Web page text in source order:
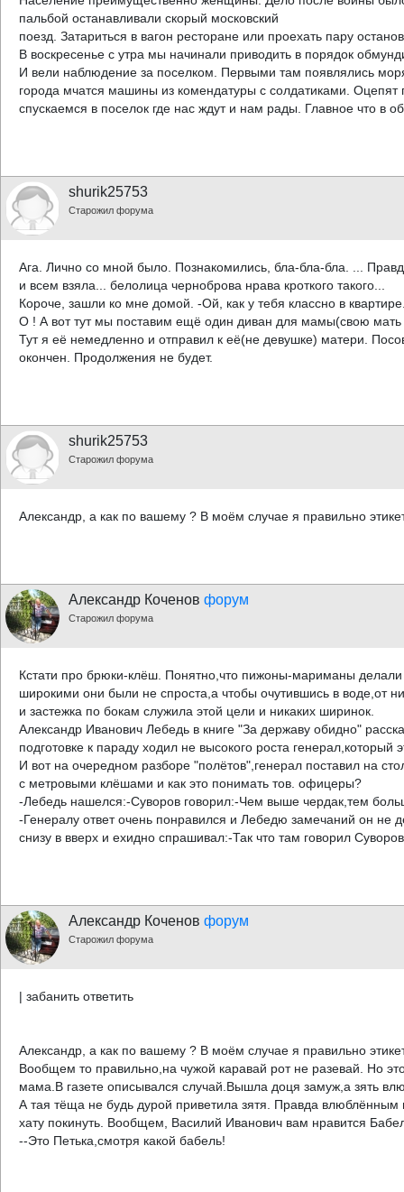
пальбой останавливали скорый московский
поезд. Затариться в вагон ресторане или проехать пару
В воскресенье с утра мы начинали приводить в порядок
И вели наблюдение за поселком. Первыми там появлялись
города мчатся машины из комендатуры с солдатиками. Оцепят
спускаемся в поселок где нас ждут и нам рады. Главное что в
shurik25753
Старожил форума
Ага. Лично со мной было. Познакомились, бла-бла-бла. ...
и всем взяла... белолица черноброва нрава кроткого такого...
Короче, зашли ко мне домой. -Ой, как у тебя классно в
О ! А вот тут мы поставим ещё один диван для мамы(свою
Тут я её немедленно и отправил к её(не девушке) матери.
окончен. Продолжения не будет.
shurik25753
Старожил форума
Александр, а как по вашему ? В моём случае я правильно
Александр Коченов форум
Старожил форума
Кстати про брюки-клёш. Понятно,что пижоны-мариманы
широкими они были не спроста,а чтобы очутившись в воде,от
и застежка по бокам служила этой цели и никаких ширинок.
Александр Иванович Лебедь в книге "За державу обидно"
подготовке к параду ходил не высокого роста
И вот на очередном разборе "полётов",генерал поставил на
с метровыми клёшами и как это понимать тов. офицеры?
-Лебедь нашелся:-Суворов говорил:-Чем выше чердак,тем
-Генералу ответ очень понравился и Лебедю замечаний он не
снизу в вверх и ехидно спрашивал:-Так что там говорил
Александр Коченов форум
Старожил форума
| забанить ответить
Александр, а как по вашему ? В моём случае я правильно
Вообщем то правильно,на чужой каравай рот не разевай. Но
мама.В газете описывался случай.Вышла доця замуж,а зять
А тая тёща не будь дурой приветила зятя. Правда влюблённым
хату покинуть. Вообщем, Василий Иванович вам нравится
--Это Петька,смотря какой бабель!